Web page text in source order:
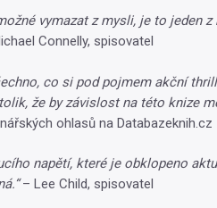
vymazat z mysli, je to jeden
Connelly, spisovatel
co si pod pojmem akční
že by závislost na této knize
ohlasů na Databazeknih.cz
napětí, které je obklopeno
– Lee Child, spisovatel